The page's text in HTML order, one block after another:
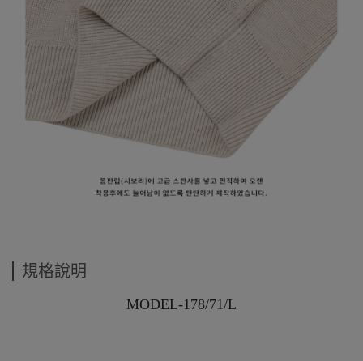
規格說明
MODEL-178/71/L